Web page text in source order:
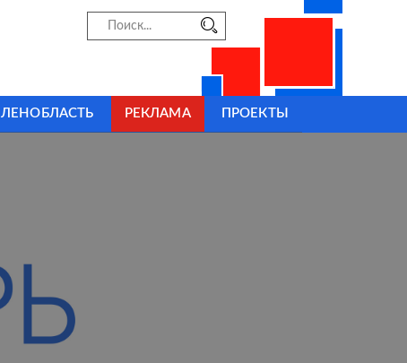
ЛЕНОБЛАСТЬ РЕКЛАМА ПРОЕКТЫ